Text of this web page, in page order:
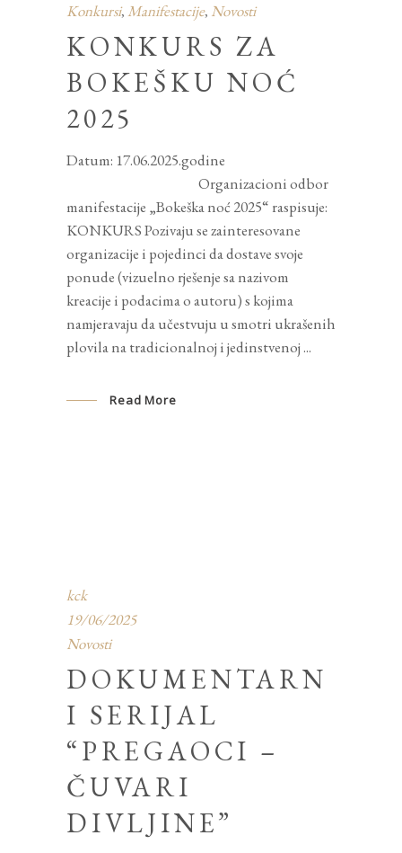
Konkursi, Manifestacije, Novosti
KONKURS ZA
BOKEŠKU NOĆ
2025
Datum: 17.06.2025.godine
Organizacioni odbor
manifestacije „Bokeška noć 2025“ raspisuje:
KONKURS Pozivaju se zainteresovane
organizacije i pojedinci da dostave svoje
ponude (vizuelno rješenje sa nazivom
kreacije i podacima o autoru) s kojima
namjeravaju da učestvuju u smotri ukrašenih
plovila na tradicionalnoj i jedinstvenoj
Read More
kck
19/06/2025
Novosti
DOKUMENTARN
I SERIJAL
“PREGAOCI –
ČUVARI
DIVLJINE”